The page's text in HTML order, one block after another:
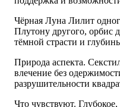
Чёрная Луна Лилит
Плутону другого, орбис
тёмной страсти и
Природа аспекта.
влечение без
разрушительности
Что чувствуют.